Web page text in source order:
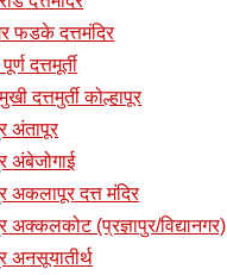
फडके दत्तमंदिर
दत्तमूर्ती
दत्तमुर्ती कोल्हापूर
अंतापूर
अंबेजोगाई
अकलापूर दत्त मंदिर
अक्कलकोट (प्रज्ञापुर/विद्यानगर)
अनसूयातीर्थ